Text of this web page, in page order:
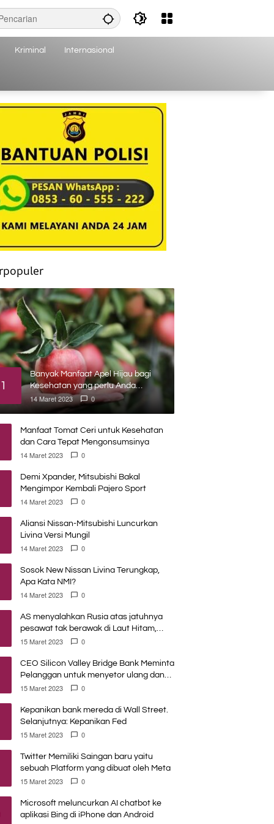
Kriminal Internasional
1
Banyak Manfaat Apel Hijau bagi
Kesehatan yang perlu Anda
ketahui
14 Maret 2023 0
Manfaat Tomat Ceri untuk Kesehatan
dan Cara Tepat Mengonsumsinya
14 Maret 2023 0
Demi Xpander, Mitsubishi Bakal
Mengimpor Kembali Pajero Sport
14 Maret 2023 0
Aliansi Nissan-Mitsubishi Luncurkan
Livina Versi Mungil
14 Maret 2023 0
Sosok New Nissan Livina Terungkap,
Apa Kata NMI?
14 Maret 2023 0
AS menyalahkan Rusia atas jatuhnya
pesawat tak berawak di Laut Hitam,
Moskow menyangkal
15 Maret 2023 0
CEO Silicon Valley Bridge Bank Meminta
Pelanggan untuk menyetor ulang dana
Mereka
15 Maret 2023 0
Kepanikan bank mereda di Wall Street.
Selanjutnya: Kepanikan Fed
15 Maret 2023 0
Twitter Memiliki Saingan baru yaitu
sebuah Platform yang dibuat oleh Meta
15 Maret 2023 0
Microsoft meluncurkan AI chatbot ke
aplikasi Bing di iPhone dan Android